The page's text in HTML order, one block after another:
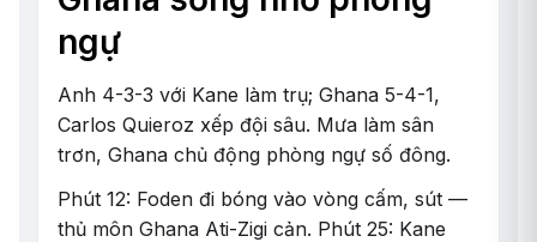
ngự
Anh 4-3-3 với Kane làm trụ; Ghana 5-4-1,
Carlos Quieroz xếp đội sâu. Mưa làm sân
trơn, Ghana chủ động phòng ngự số đông.
Phút 12: Foden đi bóng vào vòng cấm, sút —
thủ môn Ghana Ati-Zigi cản. Phút 25: Kane